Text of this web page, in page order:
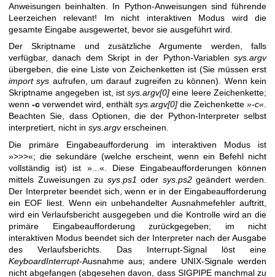
Anweisungen beinhalten. In Python-Anweisungen sind führende
Leerzeichen relevant! Im nicht interaktiven Modus wird die
gesamte Eingabe ausgewertet, bevor sie ausgeführt wird.
Der Skriptname und zusätzliche Argumente werden, falls
verfügbar, danach dem Skript in der Python-Variablen sys.argv
übergeben, die eine Liste von Zeichenketten ist (Sie müssen erst
import sys aufrufen, um darauf zugreifen zu können). Wenn kein
Skriptname angegeben ist, istsys.argv[0] eine leere Zeichenkette;
wenn -c verwendet wird, enthält sys.argv[0] die Zeichenkette »-c«
Beachten Sie, dass Optionen, die der Python-Interpreter selbst
interpretiert, nicht in sys.argverscheinen.
Die primäre Eingabeaufforderung im interaktiven Modus ist
»>>>«; die sekundäre (welche erscheint, wenn ein Befehl nicht
vollständig ist) ist »...«. Diese Eingabeaufforderungen können
mittels Zuweisungen zu sys.ps1 oder sys.ps2geändert werden.
Der Interpreter beendet sich, wenn er in der Eingabeaufforderung
ein EOF liest. Wenn ein unbehandelter Ausnahmefehler auftritt,
wird ein Verlaufsbericht ausgegeben und die Kontrolle wird an die
primäre Eingabeaufforderung zurückgegeben; im nicht
interaktiven Modus beendet sich der Interpreter nach der Ausgabe
des Verlaufsberichts. Das Interrupt-Signal löst eine
KeyboardInterrupt-Ausnahme aus; andere UNIX-Signale werden
nicht abgefangen (abgesehen davon, dass SIGPIPE manchmal zu